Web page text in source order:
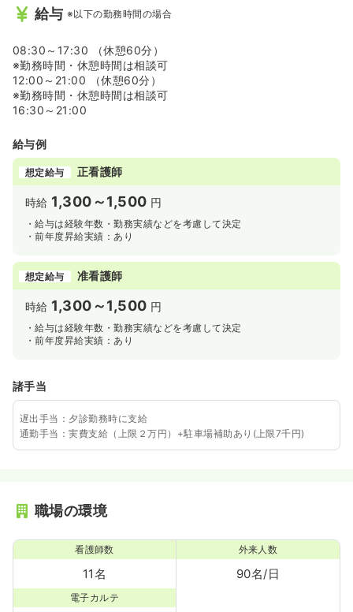
給与 ※以下の勤務時間の場合
08:30～17:30 （休憩60分）
※勤務時間・休憩時間は相談可
12:00～21:00 （休憩60分）
※勤務時間・休憩時間は相談可
16:30～21:00
給与例
想定給与 正看護師
時給 1,300～1,500 円
・給与は経験年数・勤務実績などを考慮して決定
・前年度昇給実績：あり
想定給与 准看護師
時給 1,300～1,500 円
・給与は経験年数・勤務実績などを考慮して決定
・前年度昇給実績：あり
諸手当
遅出手当：夕診勤務時に支給
通勤手当：実費支給（上限２万円）+駐車場補助あり(上限7千円)
職場の環境
看護師数
11名
外来人数
90名/日
電子カルテ